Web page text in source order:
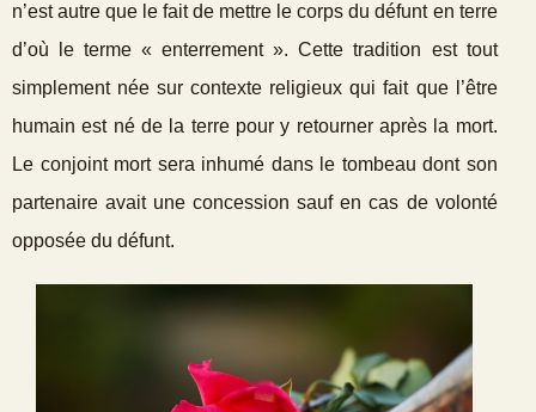
n’est autre que le fait de mettre le corps du défunt en terre
d’où le terme « enterrement ». Cette tradition est tout
simplement née sur contexte religieux qui fait que l’être
humain est né de la terre pour y retourner après la mort.
Le conjoint mort sera inhumé dans le tombeau dont son
partenaire avait une concession sauf en cas de volonté
opposée du défunt.